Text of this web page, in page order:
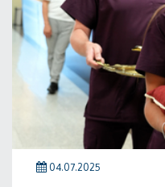
04.07.2025